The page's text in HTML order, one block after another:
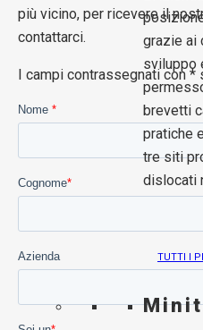
grazie ai
sviluppo
brevetti
pratiche
tre siti
dislocati
TUTTI I
più vicino, per ricevere il
contattarci.
I campi contrassegnati con *